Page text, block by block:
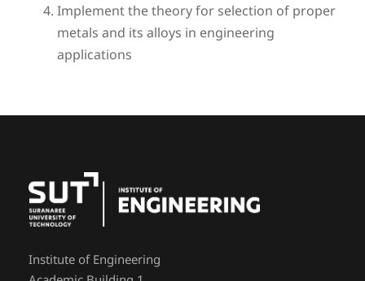
Implement the theory for selection of proper
metals and its alloys in engineering
applications
Institute of Engineering